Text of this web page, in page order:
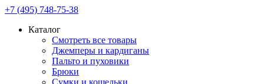
+7 (495) 748-75-38
Каталог
Смотреть все товары
Джемперы и кардиганы
Пальто и пуховики
Брюки
Сумки и кошельки